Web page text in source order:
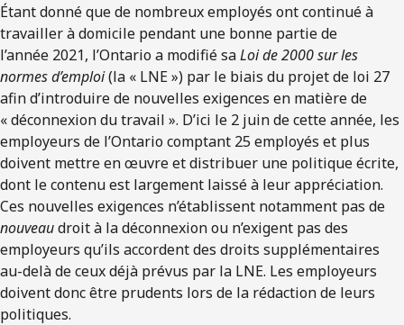
Étant donné que de nombreux employés ont continué à
travailler à domicile pendant une bonne partie de
l’année 2021, l’Ontario a modifié saLoi de 2000 sur les
normes d’emploi(la « LNE ») par le biais du projet de loi 27
afin d’introduire de nouvelles exigences en matière de
« déconnexion du travail ». D’ici le 2 juin de cette année, les
employeurs de l’Ontario comptant 25 employés et plus
doivent mettre en œuvre et distribuer une politique écrite,
dont le contenu est largement laissé à leur appréciation.
Ces nouvelles exigences n’établissent notamment pas de
nouveaudroit à la déconnexion ou n’exigent pas des
employeurs qu’ils accordent des droits supplémentaires
au-delà de ceux déjà prévus par la LNE. Les employeurs
doivent donc être prudents lors de la rédaction de leurs
politiques.